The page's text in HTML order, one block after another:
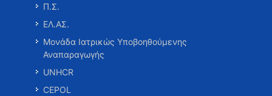
Π.Σ.
ΕΛ.ΑΣ.
Μονάδα Ιατρικώς Υποβοηθούμενης
Αναπαραγωγής
UNHCR
CEPOL